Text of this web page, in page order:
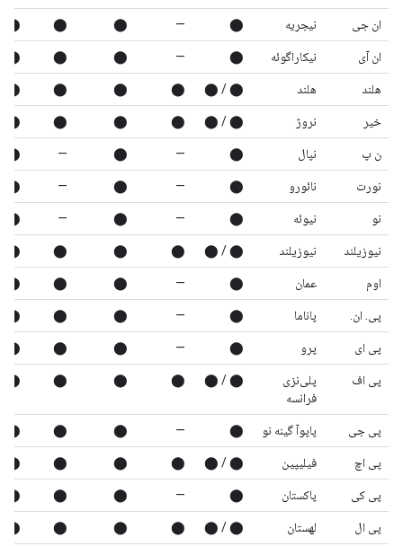
ان جی نیجریه ⬤
—
⬤
⬤
⬤
ان آی نیکاراگوئه ⬤
—
⬤
⬤
⬤
هلند هلند ⬤ / ⬤
⬤
⬤
⬤
⬤
خیر نروژ ⬤ / ⬤
⬤
⬤
⬤
⬤
ن پ نپال ⬤
—
⬤
—
⬤
نورت نائورو ⬤
—
⬤
—
⬤
نو نیوئه ⬤
—
⬤
—
⬤
نیوزیلند نیوزیلند ⬤ / ⬤
⬤
⬤
⬤
⬤
اوم عمان ⬤
—
⬤
⬤
⬤
پی. ان. پاناما ⬤
—
⬤
⬤
⬤
پی ای پرو ⬤
—
⬤
⬤
⬤
پی اف
پلی‌نزی
فرانسه
⬤ / ⬤
⬤
⬤
⬤
⬤
پی جی پاپوآ گینه نو ⬤
—
⬤
⬤
⬤
پی اچ فیلیپین ⬤ / ⬤
⬤
⬤
⬤
⬤
پی کی پاکستان ⬤
—
⬤
⬤
⬤
پی ال لهستان ⬤ / ⬤
⬤
⬤
⬤
⬤